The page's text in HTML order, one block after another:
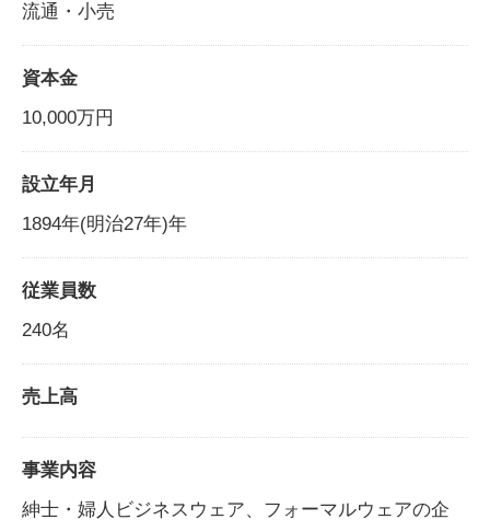
流通・小売
資本金
10,000万円
設立年月
1894年(明治27年)年
従業員数
240名
売上高
事業内容
紳士・婦人ビジネスウェア、フォーマルウェアの企